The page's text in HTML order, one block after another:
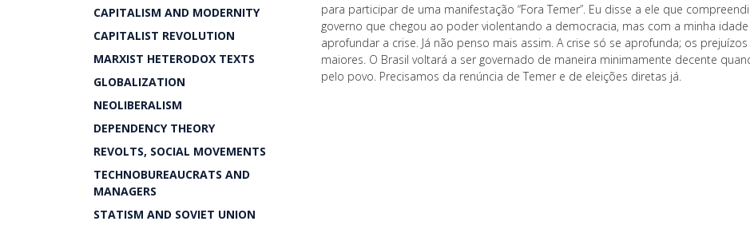
CAPITALISM AND MODERNITY
CAPITALIST REVOLUTION
MARXIST HETERODOX TEXTS
GLOBALIZATION
NEOLIBERALISM
DEPENDENCY THEORY
REVOLTS, SOCIAL MOVEMENTS
TECHNOBUREAUCRATS AND
MANAGERS
STATISM AND SOVIET UNION
para participar de uma manifestação “Fora Temer”. Eu disse a ele que
governo que chegou ao poder violentando a democracia, mas com a minha
aprofundar a crise. Já não penso mais assim. A crise só se aprofunda; os
maiores. O Brasil voltará a ser governado de maneira minimamente decente
pelo povo. Precisamos da renúncia de Temer e de eleições diretas já.